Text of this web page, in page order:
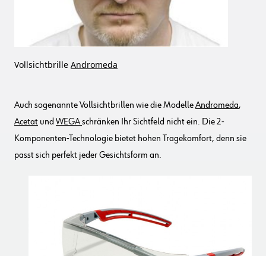
Vollsichtbrille Andromeda
Auch sogenannte Vollsichtbrillen wie die ModelleAndromeda,
Acetat und WEGAschränken Ihr Sichtfeld nicht ein. Die 2-
Komponenten-Technologie bietet hohen Tragekomfort, denn sie
passt sich perfekt jeder Gesichtsform an.